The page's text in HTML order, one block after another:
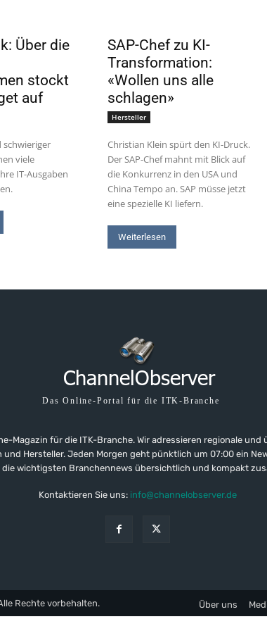
Über die
stockt
auf
viele
IT-Ausgaben
SAP-Chef zu KI-
Transformation:
«Wollen uns alle
schlagen»
Hersteller
Christian Klein spürt den KI-Druck.
Der SAP-Chef mahnt mit Blick auf
die Konkurrenz in den USA und
China Tempo an. SAP müsse jetzt
eine spezielle KI liefern.
Weiterlesen
Das Online-Portal für die ITK-Branche
Magazin für die ITK-Branche. Wir adressieren regionale
und Hersteller. Jeden Morgen geht pünktlich um 07:00 ein
die wichtigsten Branchennews übersichtlich und kompakt
Kontaktieren Sie uns: info@channelobserver.de
Rechte vorbehalten. Über uns